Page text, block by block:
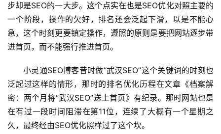
步却是SEO的一大步。这个点实在也是SEO优化对照主要的
一个阶段，操作的欠好，排名还会泛起下滑，以是不能心
急，这个时刻更要镇定操作，遵照的原则是要把网站逐步带
进首页，而不能强行推进首页。
小灵通SEO博客昔时做“武汉SEO”这个关键词的时刻也
泛起过这样的情形，那时的排名优化历程在文章《档案解
密：两个月将“武汉SEO”送上首页》有纪录。那时网站也是
在有过一段时间阻滞在第11位，连续了大概有一个星期之
久，最终经由SEO优化照样过了这个坎。